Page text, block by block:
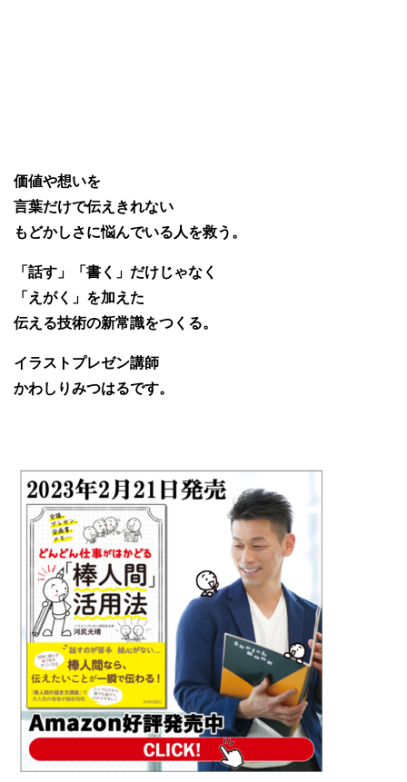
価値や想いを
言葉だけで伝えきれない
もどかしさに悩んでいる人を救う。
「話す」「書く」だけじゃなく
「えがく」を加えた
伝える技術の新常識をつくる。
イラストプレゼン講師
かわしりみつはるです。